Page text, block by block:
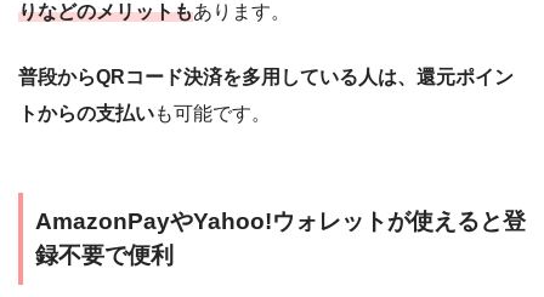
りなどのメリットもあります。
普段からQRコード決済を多用している人は、還元ポイン
トからの支払いも可能です。
AmazonPayやYahoo!ウォレットが使えると登
録不要で便利